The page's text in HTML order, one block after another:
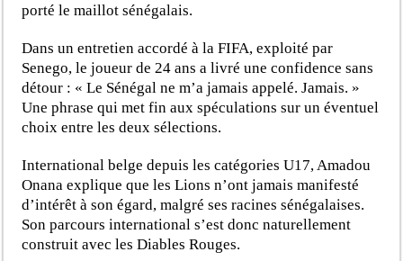
porté le maillot sénégalais.
Dans un entretien accordé à la FIFA, exploité par
Senego, le joueur de 24 ans a livré une confidence sans
détour : « Le Sénégal ne m’a jamais appelé. Jamais. »
Une phrase qui met fin aux spéculations sur un éventuel
choix entre les deux sélections.
International belge depuis les catégories U17, Amadou
Onana explique que les Lions n’ont jamais manifesté
d’intérêt à son égard, malgré ses racines sénégalaises.
Son parcours international s’est donc naturellement
construit avec les Diables Rouges.